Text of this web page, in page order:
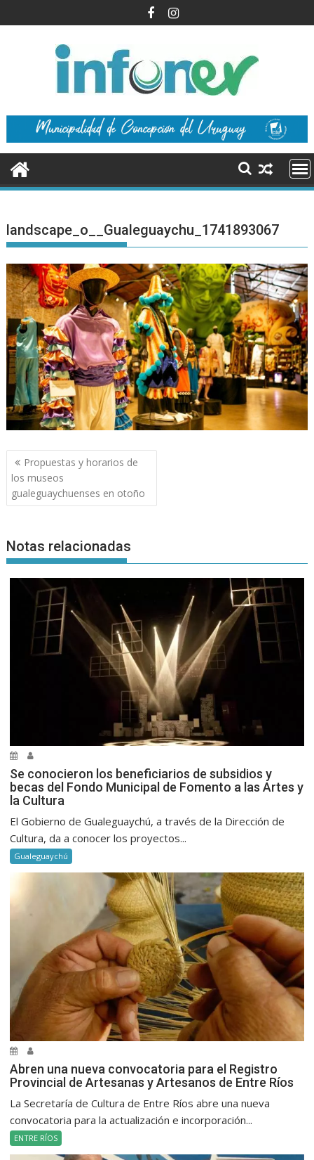
al
landscape_o__Gualeguaychu_1741893067
Navegación
de
entradas
Propuestas y horarios de
los museos
gualeguaychuenses en otoño
Notas relacionadas
Se conocieron los beneficiarios de subsidios y
becas del Fondo Municipal de Fomento a las Artes y
la Cultura
El Gobierno de Gualeguaychú, a través de la Dirección de
Cultura, da a conocer los proyectos...
Gualeguaychú
Abren una nueva convocatoria para el Registro
Provincial de Artesanas y Artesanos de Entre Ríos
La Secretaría de Cultura de Entre Ríos abre una nueva
convocatoria para la actualización e incorporación...
ENTRE RÍOS